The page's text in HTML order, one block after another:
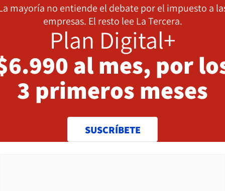
mayoría no entiende el debate por el impuesto a
empresas. El resto lee La Tercera.
Plan Digital+
al mes, por
3 primeros meses
SUSCRÍBETE